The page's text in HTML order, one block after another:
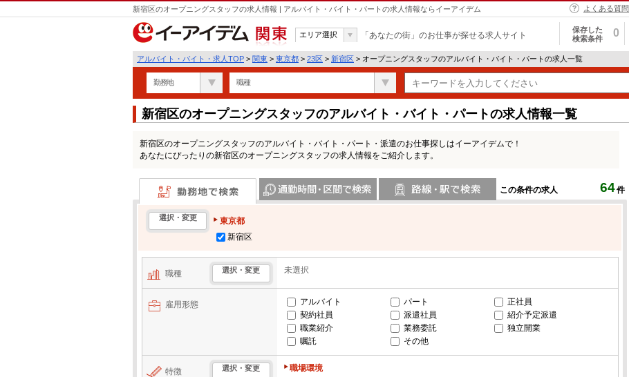
新宿区のオープニングスタッフの求人情報 | アルバイト・バイト・パートの求人情報ならイーアイデム よくある質問
関東
エリア選択 「あなたの街」のお仕事が探せる求人サイト
保存した
検索条件
0
アルバイト・バイト・求人TOP > 関東 > 東京都 > 23区 > 新宿区 > オープニングスタッフのアルバイト・バイト・パートの求人一覧
勤務地 職種
新宿区のオープニングスタッフのアルバイト・バイト・パートの求人情報一覧
新宿区のオープニングスタッフのアルバイト・バイト・パート・派遣のお仕事探しはイーアイデムで！
あなたにぴったりの新宿区のオープニングスタッフの求人情報をご紹介します。
この条件の求人 64件
勤務地で検索
選択・変更
東京都
新宿区
職種 選択・変更 未選択
雇用形態 アルバイト パート
正社員
契約社員
派遣社員
紹介予定派遣
職業紹介
業務委託
独立開業
嘱託
その他
特徴 選択・変更
職場環境